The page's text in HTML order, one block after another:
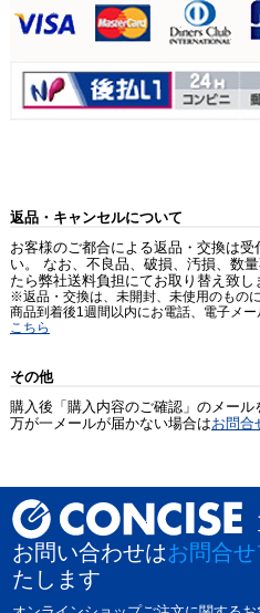
返品・キャンセルについて
お客様のご都合による返品・交換は
い。 なお、不良品、破損、汚損、数
たら弊社送料負担にてお取り替え致し
※返品・交換は、未開封、未使用のもの
商品到着後1週間以内にお電話、電子メ
こちら
その他
購入後「購入内容のご確認」のメール
万が一メールが届かない場合はお問合
お問い合わせはお問合
たします